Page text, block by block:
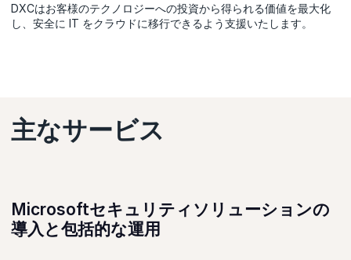
DXCはお客様のテクノロジーへの投資から得られる価値を最大化
し、安全に IT をクラウドに移行できるよう支援いたします。
主なサービス
Microsoftセキュリティソリューションの
導入と包括的な運用